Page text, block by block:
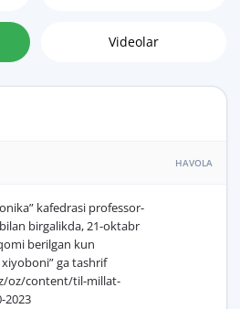
Videolar
HAVOLA
kafedrasi professor-
birgalikda, 21-oktabr
berilgan kun
ga tashrif
oz/content/til-millat-
2023